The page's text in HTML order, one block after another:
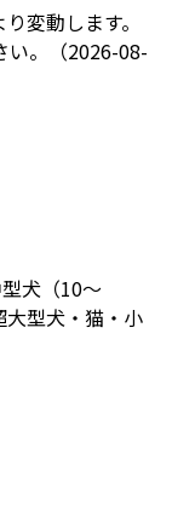
変動します。
。
（2026-08-
犬（10〜
型犬・猫・小